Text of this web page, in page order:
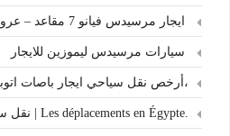
ايجار مرسيدس فيانو 7 مقاعد – عروض المطار الخاصة
سيارات مرسيدس ليموزين للايجار
،أرخص نقل سياحي ايجار باصات
.Les déplacements en Égypte | نقل سياحي